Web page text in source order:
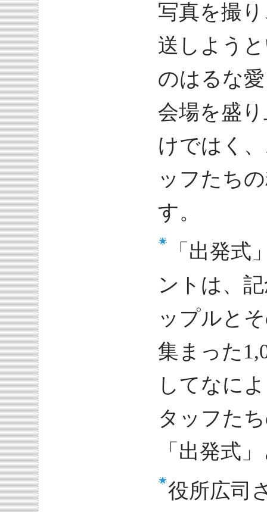
写真を撮
送しよう
のはるな
会場を盛
けではく
ッフたち
す。
「出発
ントは、
ップルと
集まった
してなに
タッフた
「出発式
役所広司